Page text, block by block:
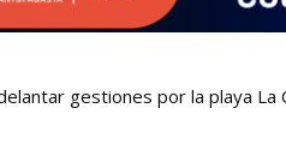
gestiones por la playa